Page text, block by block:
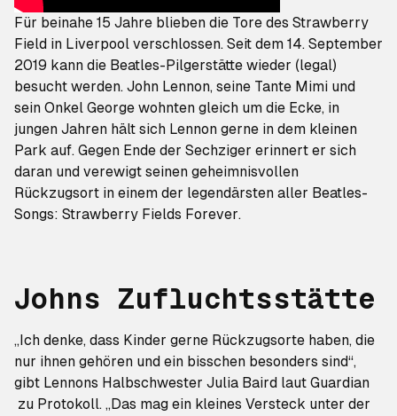
Für beinahe 15 Jahre blieben die Tore des Strawberry
Field in Liverpool verschlossen. Seit dem 14. September
2019 kann die Beatles-Pilgerstätte wieder (legal)
besucht werden. John Lennon, seine Tante Mimi und
sein Onkel George wohnten gleich um die Ecke, in
jungen Jahren hält sich Lennon gerne in dem kleinen
Park auf. Gegen Ende der Sechziger erinnert er sich
daran und verewigt seinen geheimnisvollen
Rückzugsort in einem der legendärsten aller Beatles-
Songs: Strawberry Fields Forever.
Johns Zufluchtsstätte
„Ich denke, dass Kinder gerne Rückzugsorte haben, die
nur ihnen gehören und ein bisschen besonders sind“,
gibt Lennons Halbschwester Julia Baird laut Guardian
zu Protokoll. „Das mag ein kleines Versteck unter der